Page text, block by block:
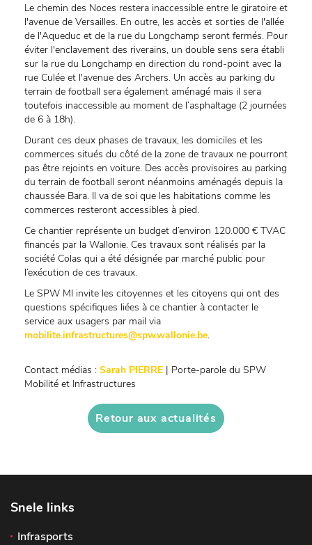
Le chemin des Noces restera inaccessible entre le giratoire et
l'avenue de Versailles. En outre, les accès et sorties de l'allée
de l'Aqueduc et de la rue du Longchamp seront fermés. Pour
éviter l'enclavement des riverains, un double sens sera établi
sur la rue du Longchamp en direction du rond-point avec la
rue Culée et l'avenue des Archers. Un accès au parking du
terrain de football sera également aménagé mais il sera
toutefois inaccessible au moment de l’asphaltage (2 journées
de 6 à 18h).
Durant ces deux phases de travaux, les domiciles et les
commerces situés du côté de la zone de travaux ne pourront
pas être rejoints en voiture. Des accès provisoires au parking
du terrain de football seront néanmoins aménagés depuis la
chaussée Bara. Il va de soi que les habitations comme les
commerces resteront accessibles à pied.
Ce chantier représente un budget d’environ 120.000 € TVAC
financés par la Wallonie. Ces travaux sont réalisés par la
société Colas qui a été désignée par marché public pour
l’exécution de ces travaux.
Le SPW MI invite les citoyennes et les citoyens qui ont des
questions spécifiques liées à ce chantier à contacter le
service aux usagers par mail via
mobilite.infrastructures@spw.wallonie.be.
Contact médias : Sarah PIERRE | Porte-parole du SPW
Mobilité et Infrastructures
Retour aux actualités
Snele links
Infrasports